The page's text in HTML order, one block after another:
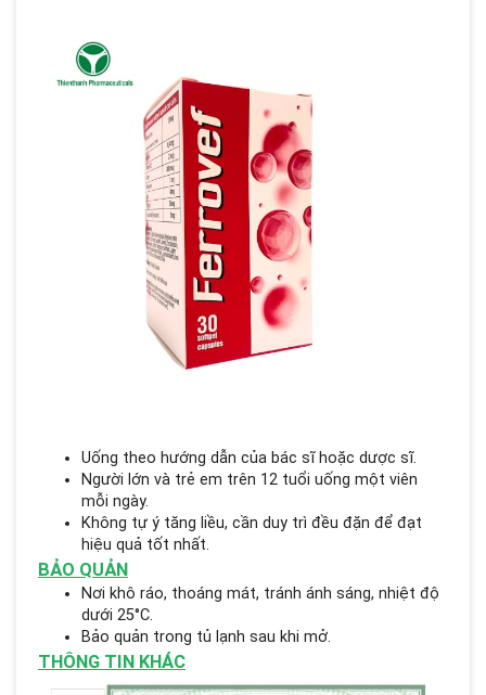
Uống theo hướng dẫn của bác sĩ hoặc dược sĩ.
Người lớn và trẻ em trên 12 tuổi uống một viên
mỗi ngày.
Không tự ý tăng liều, cần duy trì đều đặn để đạt
hiệu quả tốt nhất.
BẢO QUẢN
Nơi khô ráo, thoáng mát, tránh ánh sáng, nhiệt độ
dưới 25°C.
Bảo quản trong tủ lạnh sau khi mở.
THÔNG TIN KHÁC